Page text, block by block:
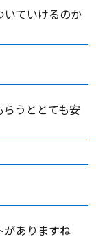
いていけるのか
うととても安
がありますね